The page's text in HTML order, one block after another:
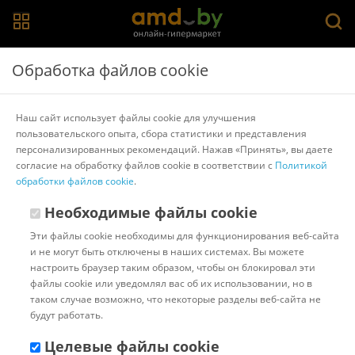
Главная > Каталог товаров Автомагнитолы
Aspect 1DIN 2DIN С навигатором С экраном
Incar
Pioneer
Код: 1039213 В наличии
USB-магнитола Five F720A
10.00 ƃ
Обработка файлов cookie
Наш сайт использует файлы cookie для улучшения
пользовательского опыта, сбора статистики и представления
персонализированных рекомендаций. Нажав «Принять», вы даете
согласие на обработку файлов cookie в соответствии с Политикой
обработки файлов cookie.
Необходимые файлы cookie
Эти файлы cookie необходимы для функционирования веб-сайта
и не могут быть отключены в наших системах. Вы можете
настроить браузер таким образом, чтобы он блокировал эти
файлы cookie или уведомлял вас об их использовании, но в
таком случае возможно, что некоторые разделы веб-сайта не
будут работать.
Целевые файлы cookie